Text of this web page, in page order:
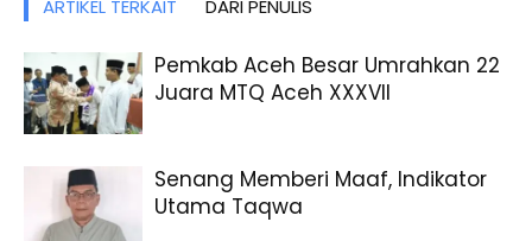
ARTIKEL TERKAIT DARI PENULIS
Pemkab Aceh Besar Umrahkan 22
Juara MTQ Aceh XXXVII
Senang Memberi Maaf, Indikator
Utama Taqwa